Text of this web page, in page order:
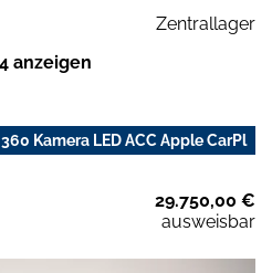
Zentrallager
anzeigen
Kamera LED ACC Apple CarPl
29.750,00 €
ausweisbar